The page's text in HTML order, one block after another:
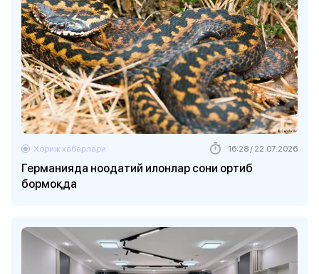
Германияда ноодатий илонлар сони ортиб
бормоқда
Хориж хабарлари 16:28 / 22.07.2026